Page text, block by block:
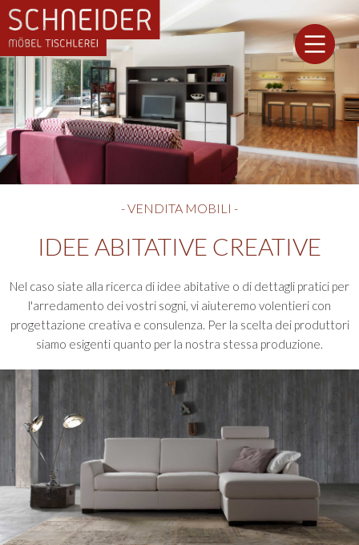
- VENDITA MOBILI -
IDEE ABITATIVE CREATIVE
Nel caso siate alla ricerca di idee abitative o di dettagli pratici per
l'arredamento dei vostri sogni, vi aiuteremo volentieri con
progettazione creativa e consulenza. Per la scelta dei produttori
siamo esigenti quanto per la nostra stessa produzione.